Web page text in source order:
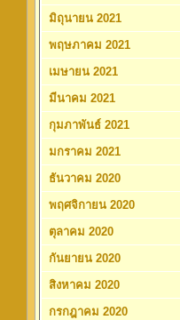
มิถุนายน 2021
พฤษภาคม 2021
เมษายน 2021
มีนาคม 2021
กุมภาพันธ์ 2021
มกราคม 2021
ธันวาคม 2020
พฤศจิกายน 2020
ตุลาคม 2020
กันยายน 2020
สิงหาคม 2020
กรกฎาคม 2020